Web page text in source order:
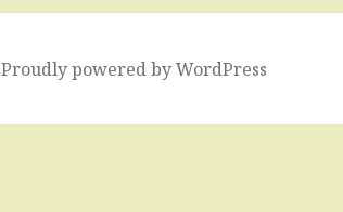
Proudly powered by WordPress